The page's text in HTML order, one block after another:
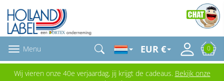
Menu EUR € 0
Wij vieren onze 40e verjaardag, jij krijgt de cadeaus. Bekijk onze